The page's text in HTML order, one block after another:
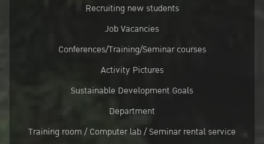
Recruiting new students
Job Vacancies
Conferences/Training/Seminar courses
Activity Pictures
Sustainable Development Goals
Department
Training room / Computer lab / Seminar rental service